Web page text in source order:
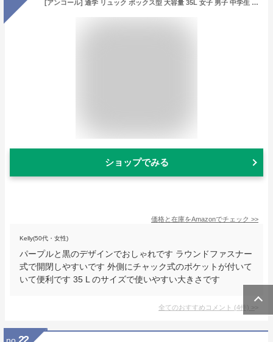
[アンコール] 通学 リュック ボックス型 大容量 35L 女子 男子 中学生 高校生 部活 学生 スクール 大きめ スポーツ レディース メンズ 防災 おしゃれ かわいい B4 A4 撥水 (ブラック×パープル)
ショップでみる
価格と在庫をAmazonでチェック >>
Kelly(50代・女性)
パープルと黒のデザインでおしゃれです ラウンドファスナー
式で開閉しやすいです 外側にチャック式のポケットが付いて
いて便利です 35 L のサイズで使いやすい大きさです
全てのおすすめコメント (4件) >
22